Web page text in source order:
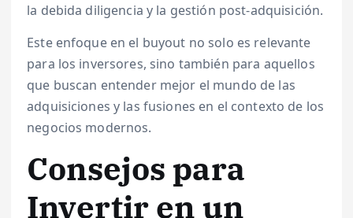
la debida diligencia y la gestión post-adquisición.
Este enfoque en el buyout no solo es relevante
para los inversores, sino también para aquellos
que buscan entender mejor el mundo de las
adquisiciones y las fusiones en el contexto de los
negocios modernos.
Consejos para
Invertir en un